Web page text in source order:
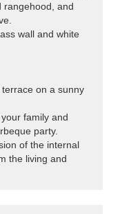
rangehood, and
wall and white
on a sunny
family and
party.
of the internal
the living and